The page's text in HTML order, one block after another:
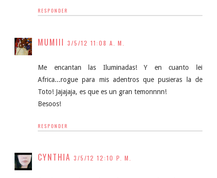
RESPONDER
MUMIII 3/5/12 11:08 A. M.
Me encantan las Iluminadas! Y en cuanto lei
Africa...rogue para mis adentros que pusieras la de
Toto! Jajajaja, es que es un gran temonnnn!
Besoos!
RESPONDER
CYNTHIA 3/5/12 12:10 P. M.